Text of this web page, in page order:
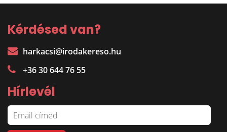
Kérdésed van?
harkacsi@irodakereso.hu
+36 30 644 76 55
Hírlevél